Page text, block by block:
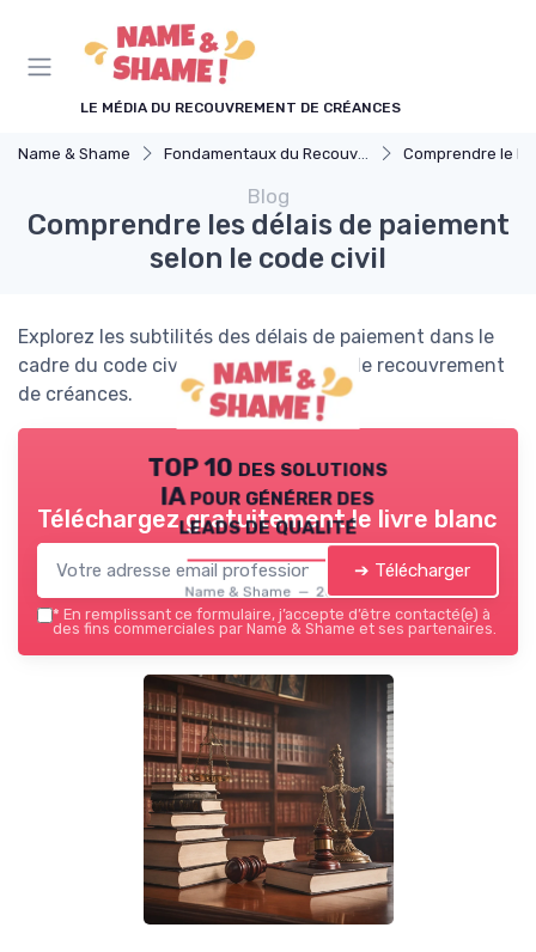
LE MÉDIA DU RECOUVREMENT DE CRÉANCES
Name & Shame Fondamentaux du Recouvrement Comprendre le Recouvrement
Blog
Comprendre les délais de paiement
selon le code civil
Explorez les subtilités des délais de paiement dans le
cadre du code civil et leur impact sur le recouvrement
de créances.
TOP 10 des solutions
IA pour générer des
leads de qualité
Name & Shame — 2026
Téléchargez gratuitement le livre blanc
➔ Télécharger
* En remplissant ce formulaire, j’accepte d’être contacté(e) à
des fins commerciales par Name & Shame et ses partenaires.